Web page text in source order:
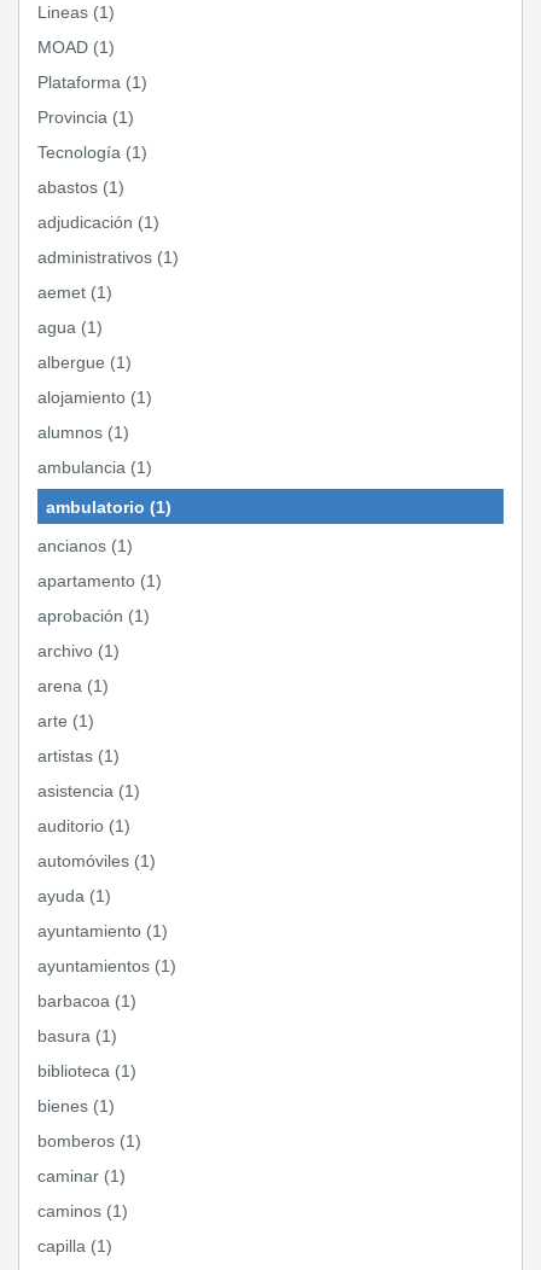
Lineas (1)
MOAD (1)
Plataforma (1)
Provincia (1)
Tecnología (1)
abastos (1)
adjudicación (1)
administrativos (1)
aemet (1)
agua (1)
albergue (1)
alojamiento (1)
alumnos (1)
ambulancia (1)
ambulatorio (1)
ancianos (1)
apartamento (1)
aprobación (1)
archivo (1)
arena (1)
arte (1)
artistas (1)
asistencia (1)
auditorio (1)
automóviles (1)
ayuda (1)
ayuntamiento (1)
ayuntamientos (1)
barbacoa (1)
basura (1)
biblioteca (1)
bienes (1)
bomberos (1)
caminar (1)
caminos (1)
capilla (1)